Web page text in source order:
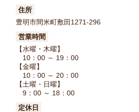
住所
豊明市間米町敷田1271-296
営業時間
【水曜・木曜】
10：00 ～ 19：00
【金曜】
10：00 ～ 20：00
【土曜・日曜】
9：00 ～ 18：00
定休日